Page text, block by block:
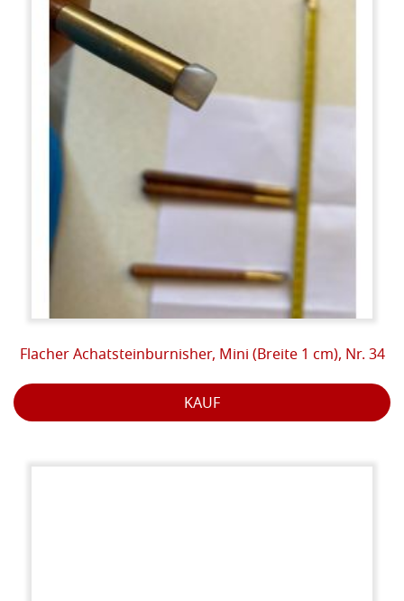
Flacher Achatsteinburnisher, Mini (Breite 1 cm), Nr. 34
KAUF